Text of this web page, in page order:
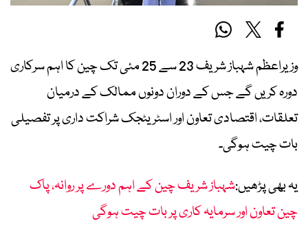
وزیراعظم شہباز شریف 23 سے 25 مئی تک چین کا اہم سرکاری
دورہ کریں گے جس کے دوران دونوں ممالک کے درمیان
تعلقات، اقتصادی تعاون اور اسٹریٹجک شراکت داری پر تفصیلی
بات چیت ہوگی۔
یہ بھی پڑھیں:شہباز شریف چین کے اہم دورے پر روانہ، پاک
چین تعاون اور سرمایہ کاری پر بات چیت ہوگی